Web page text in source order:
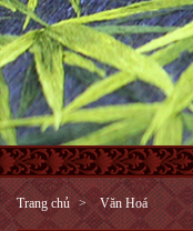
Trang chủ Văn Hoá